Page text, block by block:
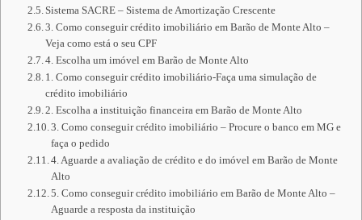
Sistema SACRE – Sistema de Amortização Crescente
3. Como conseguir crédito imobiliário em Barão de Monte Alto –
Veja como está o seu CPF
4. Escolha um imóvel em Barão de Monte Alto
1. Como conseguir crédito imobiliário-Faça uma simulação de
crédito imobiliário
2. Escolha a instituição financeira em Barão de Monte Alto
3. Como conseguir crédito imobiliário – Procure o banco em MG e
faça o pedido
4. Aguarde a avaliação de crédito e do imóvel em Barão de Monte
Alto
5. Como conseguir crédito imobiliário em Barão de Monte Alto –
Aguarde a resposta da instituição